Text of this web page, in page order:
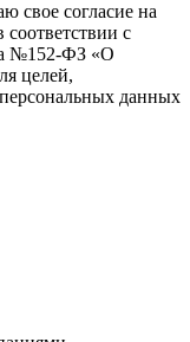
свое согласие на
с
№152-ФЗ «О
целей,
данных